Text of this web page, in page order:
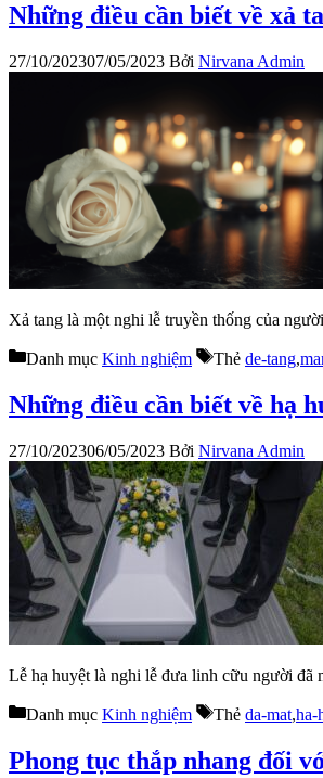
Những điều cần biết về xả
27/10/202307/05/2023 Bởi Nirvana Admin
Xả tang là một nghi lễ truyền thống của
Danh mục Kinh nghiệm Thẻ de-tang,
Những điều cần biết về hạ
27/10/202306/05/2023 Bởi Nirvana Admin
Lễ hạ huyệt là nghi lễ đưa linh cữu người đã
Danh mục Kinh nghiệm Thẻ da-mat,ha-
Phong tục thắp nhang đối